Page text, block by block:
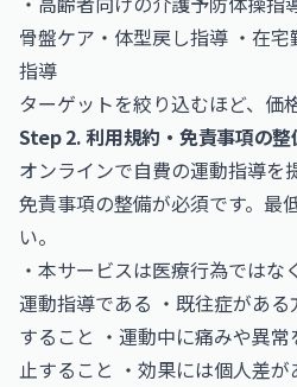
骨盤ケア・体型戻し指導 ・在
指導
ターゲットを絞り込むほど、価
Step 2. 利用規約・免責事項の整
オンラインで自費の運動指導を
免責事項の整備が必須です。最
い。
・本サービスは医療行為では
運動指導である ・既往症があ
すること ・運動中に痛みや異
止すること ・効果には個人差